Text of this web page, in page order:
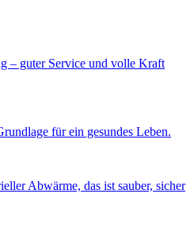
– guter Service und volle Kraft
für ein gesundes Leben.
Abwärme, das ist sauber, sicher